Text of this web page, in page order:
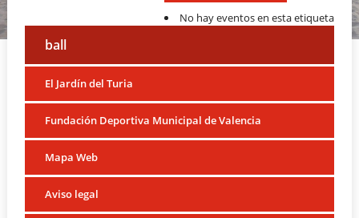
No hay eventos en esta etiqueta
ball
El Jardín del Turia
Fundación Deportiva Municipal de Valencia
Mapa Web
Aviso legal